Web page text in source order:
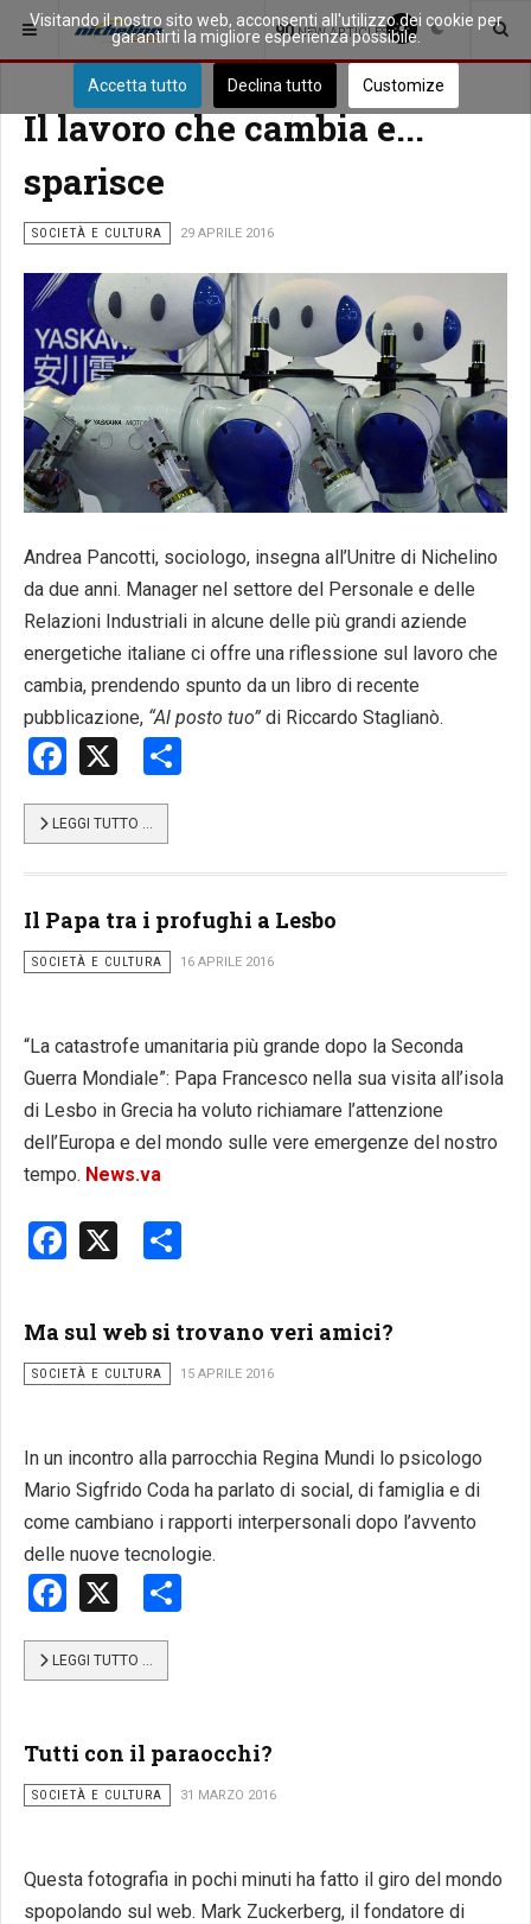
90 NEW ARTICLES
SEI QUI: APPROFONDIMENTI
Il lavoro che cambia e...
sparisce
SOCIETÀ E CULTURA 29 APRILE 2016
Andrea Pancotti, sociologo, insegna all’Unitre di Nichelino
da due anni. Manager nel settore del Personale e delle
Relazioni Industriali in alcune delle più grandi aziende
energetiche italiane ci offre una riflessione sul lavoro che
cambia, prendendo spunto da un libro di recente
pubblicazione, “Al posto tuo” di Riccardo Staglianò.
Facebook
LEGGI TUTTO …
Il Papa tra i profughi a Lesbo
SOCIETÀ E CULTURA 16 APRILE 2016
“La catastrofe umanitaria più grande dopo la Seconda
Guerra Mondiale”: Papa Francesco nella sua visita all’isola
di Lesbo in Grecia ha voluto richiamare l’attenzione
dell’Europa e del mondo sulle vere emergenze del nostro
tempo. News.va
Facebook
Ma sul web si trovano veri amici?
SOCIETÀ E CULTURA 15 APRILE 2016
In un incontro alla parrocchia Regina Mundi lo psicologo
Mario Sigfrido Coda ha parlato di social, di famiglia e di
come cambiano i rapporti interpersonali dopo l’avvento
delle nuove tecnologie.
Facebook
LEGGI TUTTO …
Tutti con il paraocchi?
SOCIETÀ E CULTURA 31 MARZO 2016
Questa fotografia in pochi minuti ha fatto il giro del mondo
spopolando sul web. Mark Zuckerberg, il fondatore di
Visitando il nostro sito web, acconsenti all'utilizzo dei cookie per
garantirti la migliore esperienza possibile.
Accetta tutto Declina tutto Customize